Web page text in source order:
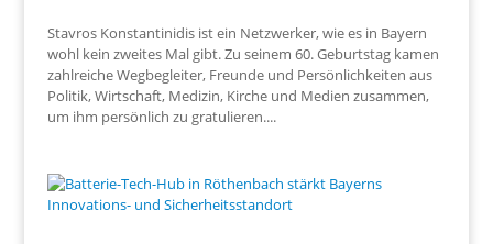
Stavros Konstantinidis ist ein Netzwerker, wie es in Bayern
wohl kein zweites Mal gibt. Zu seinem 60. Geburtstag kamen
zahlreiche Wegbegleiter, Freunde und Persönlichkeiten aus
Politik, Wirtschaft, Medizin, Kirche und Medien zusammen,
um ihm persönlich zu gratulieren....